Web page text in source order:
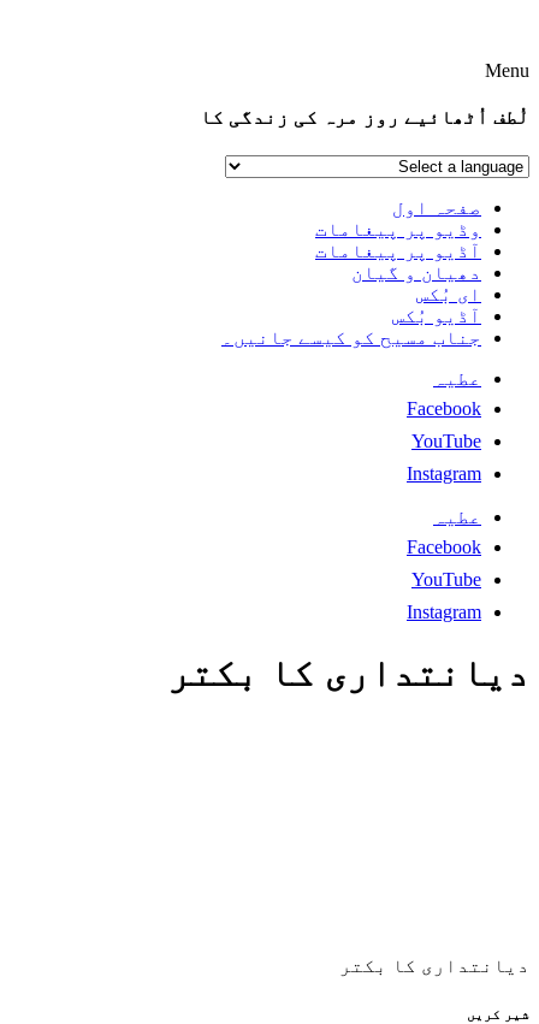
Menu
لُطف اُٹھائیے روز مرہ کی زندگی کا
صفحہ اول
وڈیو پر پیغامات
آڈیو پر پیغامات
دھیان و گیان
ای بُکس
آڈیو بُکس
جناب مسیح کو کیسے جانیں۔
عطیہ
Facebook
YouTube
Instagram
عطیہ
Facebook
YouTube
Instagram
دیانتداری کا بکتر
دیانتداری کا بکتر
شیر کریں